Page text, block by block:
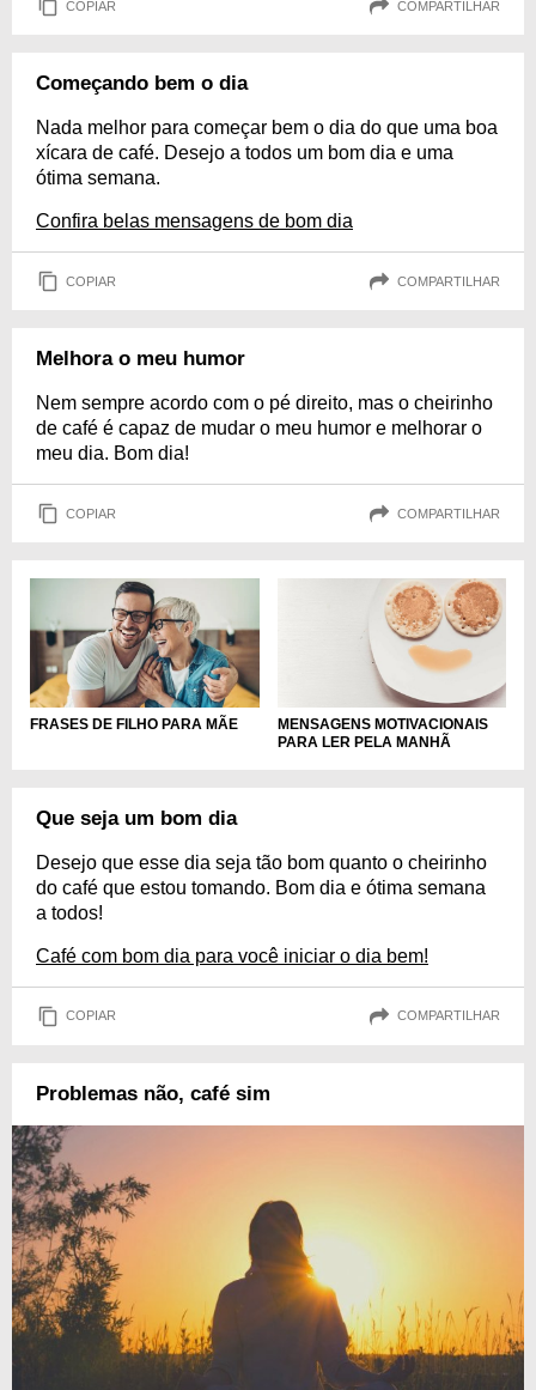
COPIAR COMPARTILHAR
Começando bem o dia
Nada melhor para começar bem o dia do que uma boa
xícara de café. Desejo a todos um bom dia e uma
ótima semana.
Confira belas mensagens de bom dia
COPIAR COMPARTILHAR
Melhora o meu humor
Nem sempre acordo com o pé direito, mas o cheirinho
de café é capaz de mudar o meu humor e melhorar o
meu dia. Bom dia!
COPIAR COMPARTILHAR
FRASES DE FILHO PARA MÃE
MENSAGENS MOTIVACIONAIS
PARA LER PELA MANHÃ
Que seja um bom dia
Desejo que esse dia seja tão bom quanto o cheirinho
do café que estou tomando. Bom dia e ótima semana
a todos!
Café com bom dia para você iniciar o dia bem!
COPIAR COMPARTILHAR
Problemas não, café sim